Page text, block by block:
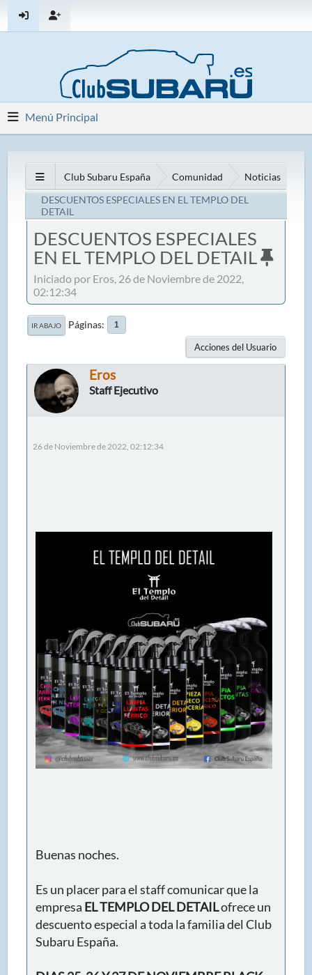
Menú Principal
Club Subaru España Comunidad
Noticias
DESCUENTOS ESPECIALES EN EL TEMPLO DEL
DETAIL
DESCUENTOS ESPECIALES
EN EL TEMPLO DEL DETAIL
Iniciado por Eros, 26 de Noviembre de 2022,
02:12:34
IR ABAJO Páginas 1
Acciones del Usuario
Eros
Staff Ejecutivo
26 de Noviembre de 2022, 02:12:34
Buenas noches.
Es un placer para el staff comunicar que la
empresa EL TEMPLO DEL DETAILofrece un
descuento especial a toda la familia del Club
Subaru España.